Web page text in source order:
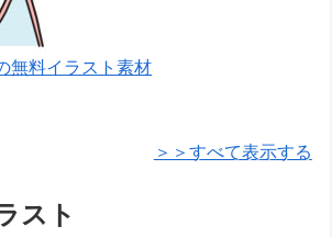
無料イラスト素材
＞＞すべて表示する
スト